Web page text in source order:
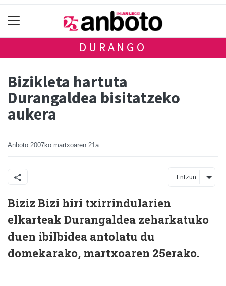
DURANGO
Bizikleta hartuta
Durangaldea bisitatzeko
aukera
Anboto 2007ko martxoaren 21a
Entzun
Biziz Bizi hiri txirrindularien
elkarteak Durangaldea zeharkatuko
duen ibilbidea antolatu du
domekarako, martxoaren 25erako.